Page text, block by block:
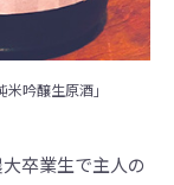
吟醸生原酒」
卒業生で主人の